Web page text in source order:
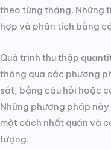
theo từng tháng. Những
hợp và phân tích bằng
Quá trình thu thập
thông qua các phương
sát, bảng câu hỏi hoặc
Những phương pháp
một cách nhất quán và
tượng.